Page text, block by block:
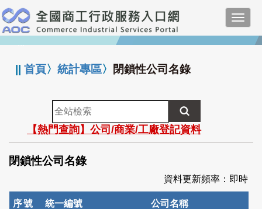
跳
到
主
要
:::
||首頁〉統計專區〉 閉鎖性公司名錄
全
站
檢
索
【熱門查詢】公司/商業/工廠登記資料
閉鎖性公司名錄
資料更新頻率：即時
序號 統一編號 公司名稱